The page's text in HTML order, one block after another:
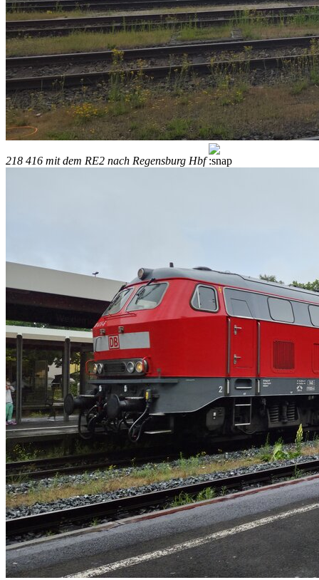
218 416 mit dem RE2 nach Regensburg Hbf